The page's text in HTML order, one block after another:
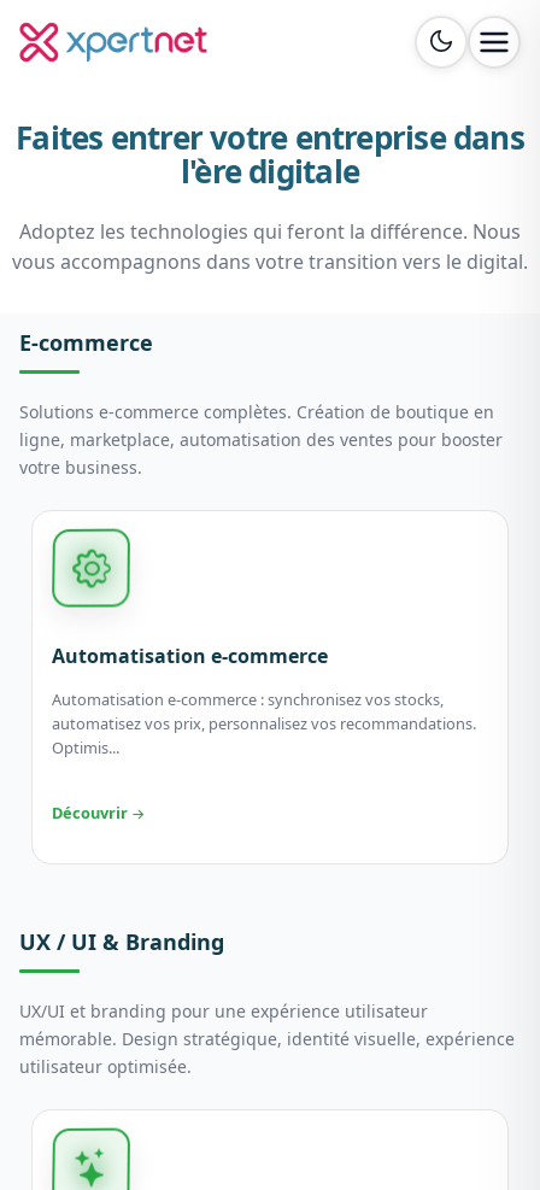
Faites entrer votre entreprise dans
l'ère digitale
Adoptez les technologies qui feront la différence. Nous
vous accompagnons dans votre transition vers le digital.
E-commerce
Solutions e-commerce complètes. Création de boutique en
ligne, marketplace, automatisation des ventes pour booster
votre business.
Automatisation e-commerce
Automatisation e-commerce : synchronisez vos stocks,
automatisez vos prix, personnalisez vos recommandations.
Optimis...
Découvrir
UX / UI & Branding
UX/UI et branding pour une expérience utilisateur
mémorable. Design stratégique, identité visuelle, expérience
utilisateur optimisée.